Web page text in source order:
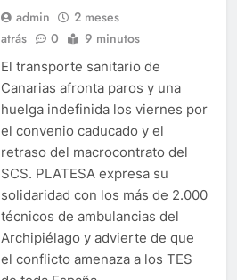
admin
2 meses
atrás
0 9 minutos
El transporte sanitario de
Canarias afronta paros y una
huelga indefinida los viernes por
el convenio caducado y el
retraso del macrocontrato del
SCS. PLATESA expresa su
solidaridad con los más de 2.000
técnicos de ambulancias del
Archipiélago y advierte de que
el conflicto amenaza a los TES